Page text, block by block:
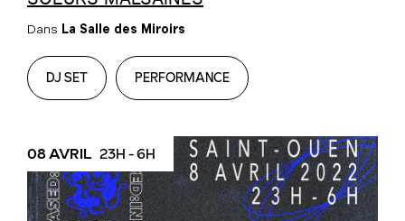
Dans La Salle des Miroirs
DJ SET PERFORMANCE
08 AVRIL 23H - 6H